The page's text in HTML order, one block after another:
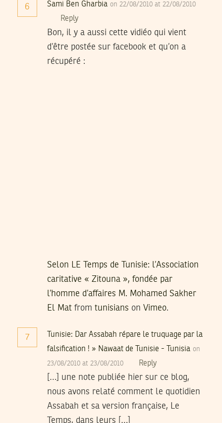
6 Sami Ben Gharbia on 22/08/2010 at 22/08/2010
Reply
Bon, il y a aussi cette vidiéo qui vient
d’être postée sur facebook et qu’on a
récupéré :
Selon LE Temps de Tunisie: l’Association
caritative « Zitouna », fondée par
l’homme d’affaires M. Mohamed Sakher
El Mat from tunisians on Vimeo.
7
Tunisie: Dar Assabah répare le truquage par la
falsification ! » Nawaat de Tunisie - Tunisia on
23/08/2010 at 23/08/2010 Reply
[…] une note publiée hier sur ce blog,
nous avons relaté comment le quotidien
Assabah et sa version française, Le
Temps, dans leurs […]